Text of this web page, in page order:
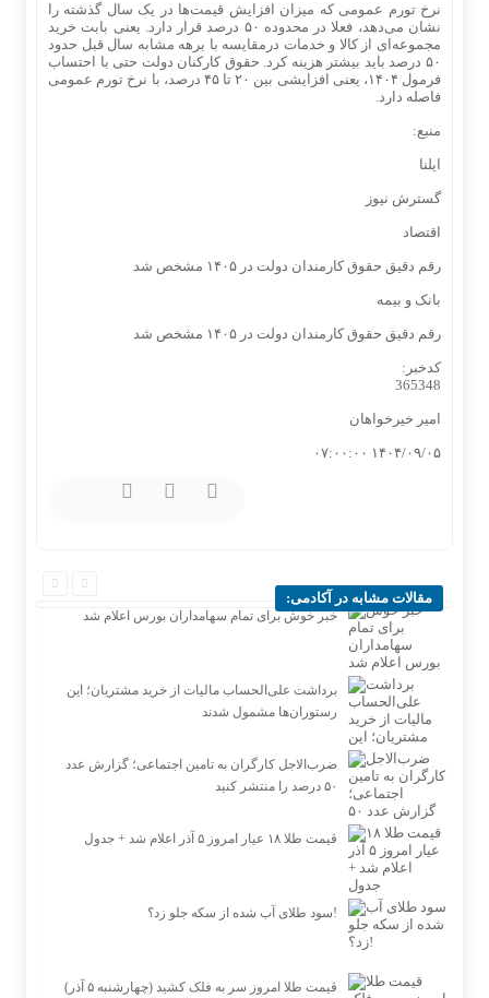
نرخ تورم عمومی که میزان افزایش قیمت‌ها در یک سال گذشته را
نشان می‌دهد، فعلا در محدوده ۵۰ درصد قرار دارد. یعنی بابت خرید
مجموعه‌ای از کالا و خدمات درمقایسه با برهه مشابه سال قبل حدود
۵۰ درصد باید بیشتر هزینه کرد. حقوق کارکنان دولت حتی با احتساب
فرمول ۱۴۰۴، یعنی افزایشی بین ۲۰ تا ۴۵ درصد، با نرخ تورم عمومی
فاصله دارد.
منبع:
ایلنا
گسترش نیوز
اقتصاد
رقم دقیق حقوق کارمندان دولت در ۱۴۰۵ مشخص شد
بانک و بیمه
رقم دقیق حقوق کارمندان دولت در ۱۴۰۵ مشخص شد
کدخبر:
365348
امیر خیرخواهان
۱۴۰۴/۰۹/۰۵ ۰۷:۰۰:۰۰
مقالات مشابه در آکادمی:
خبر خوش برای تمام سهامداران بورس اعلام شد
برداشت علی‌الحساب مالیات از خرید مشتریان؛ این
رستوران‌ها مشمول شدند
ضرب‌الاجل کارگران به تامین اجتماعی؛ گزارش عدد
۵۰ درصد را منتشر کنید
قیمت طلا ۱۸ عیار امروز ۵ آذر اعلام شد + جدول
سود طلای آب شده از سکه جلو زد؟!
قیمت طلا امروز سر به فلک کشید (چهارشنبه ۵ آذر)